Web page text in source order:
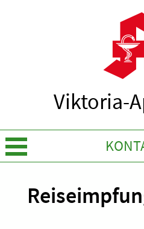
Viktoria-